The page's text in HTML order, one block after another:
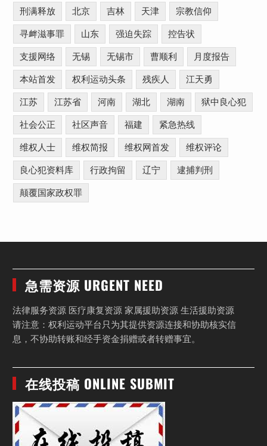
刑满释放 北京 吉林 天津 宗教信仰
寻衅滋事罪 山东 强迫失踪 控告状
支援网络 无锡 无锡市 曹顺利 月度报告
本站首发 权利运动头条 残疾人 江天勇
江苏 江苏省 河南 湖北 湖南 狱中良心犯
社会公正 社区声音 福建 紧急热线
维权人士 维权简报 维权网首发 维权评论
良心犯资料库 行政拘留 辽宁 逮捕判刑
颠覆国家政权罪
急需资源 URGENT NEED
法律服务资源 医疗康复资源 家属援助资源 生活援助资源
请注意：权利运动平台只为其提供资源连接和协助核实信
息，不协助转账和经手资金捐赠或者转赠事宜。
在线投稿 ONLINE SUBMIT